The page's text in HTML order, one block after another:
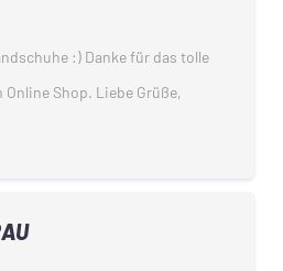
:) Danke für das tolle
Shop. Liebe Grüße,